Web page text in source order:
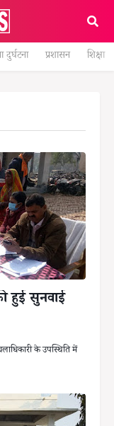
दुर्घटना प्रशासन शिक्षा
हुई सुनवाई
के उपस्थिति में